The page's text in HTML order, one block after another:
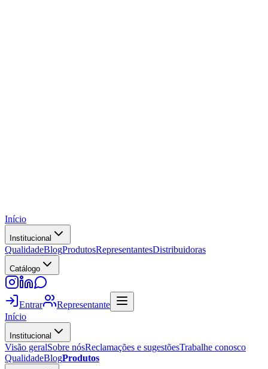
Início
Institucional
QualidadeBlogProdutosRepresentantesDistribuidoras
Catálogo
Entrar
Representante
Início
Institucional
Visão geralSobre nósReclamações e sugestõesTrabalhe conosco
QualidadeBlogProdutos